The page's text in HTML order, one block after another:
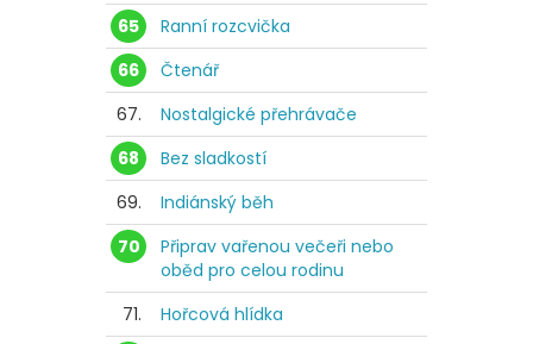
65
Ranní rozcvička
66
Čtenář
67.
Nostalgické přehrávače
68
Bez sladkostí
69.
Indiánský běh
70
Připrav vařenou večeři nebo
oběd pro celou rodinu
71.
Hořcová hlídka